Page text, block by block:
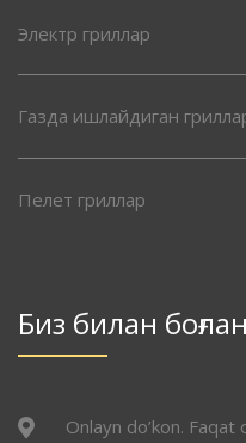
Электр гриллар
Газда ишлайдиган
Пелет гриллар
Биз билан
Onlayn do’kon.